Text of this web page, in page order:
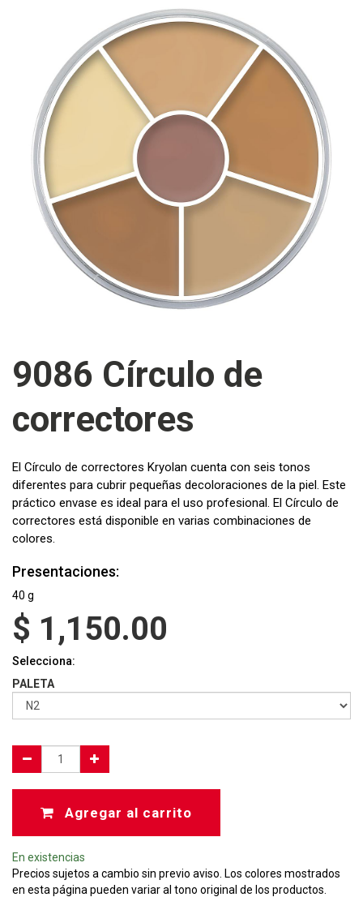
9086 Círculo de
correctores
El Círculo de correctores Kryolan cuenta con seis tonos
diferentes para cubrir pequeñas decoloraciones de la piel. Este
práctico envase es ideal para el uso profesional. El Círculo de
correctores está disponible en varias combinaciones de
colores.
Presentaciones:
40 g
$ 1,150.00
Selecciona:
PALETA
Agregar al carrito
En existencias
Precios sujetos a cambio sin previo aviso. Los colores mostrados
en esta página pueden variar al tono original de los productos.